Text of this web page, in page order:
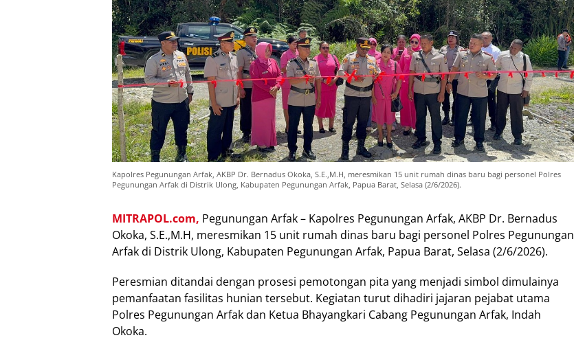
Kapolres Pegunungan Arfak, AKBP Dr. Bernadus Okoka, S.E.,M.H, meresmikan 15 unit rumah dinas baru bagi personel Polres
Pegunungan Arfak di Distrik Ulong, Kabupaten Pegunungan Arfak, Papua Barat, Selasa (2/6/2026).
MITRAPOL.com, Pegunungan Arfak – Kapolres Pegunungan Arfak, AKBP Dr. Bernadus
Okoka, S.E.,M.H, meresmikan 15 unit rumah dinas baru bagi personel Polres Pegunungan
Arfak di Distrik Ulong, Kabupaten Pegunungan Arfak, Papua Barat, Selasa (2/6/2026).
Peresmian ditandai dengan prosesi pemotongan pita yang menjadi simbol dimulainya
pemanfaatan fasilitas hunian tersebut. Kegiatan turut dihadiri jajaran pejabat utama
Polres Pegunungan Arfak dan Ketua Bhayangkari Cabang Pegunungan Arfak, Indah
Okoka.